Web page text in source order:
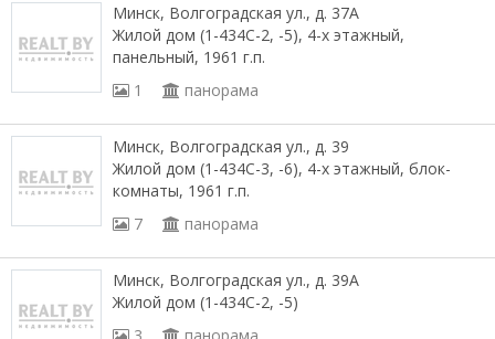
Минск, Волгоградская ул., д. 37А
Жилой дом (1-434С-2, -5), 4-х этажный,
панельный, 1961 г.п.
1
панорама
Минск, Волгоградская ул., д. 39
Жилой дом (1-434С-3, -6), 4-х этажный, блок-
комнаты, 1961 г.п.
7
панорама
Минск, Волгоградская ул., д. 39А
Жилой дом (1-434С-2, -5)